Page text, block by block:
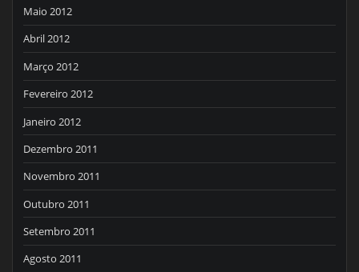
Maio 2012
Abril 2012
Março 2012
Fevereiro 2012
Janeiro 2012
Dezembro 2011
Novembro 2011
Outubro 2011
Setembro 2011
Agosto 2011